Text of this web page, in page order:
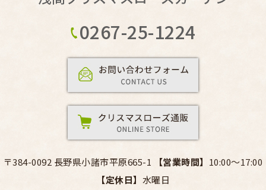
0267-25-1224
〒384-0092 長野県小諸市平原665-1 【営業時間】 10:00～17:00
【定休日】 水曜日